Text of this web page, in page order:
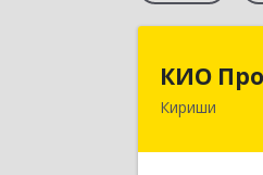
КИО Про
Кириши